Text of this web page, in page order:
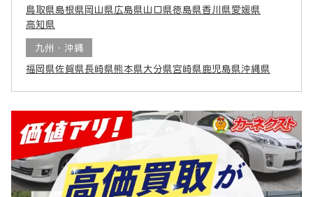
鳥取県島根県 岡山県広島県山口県徳島県香川県愛媛県
高知県
九州・沖縄
福岡県佐賀県長崎県熊本県大分県宮崎県鹿児島県沖縄県